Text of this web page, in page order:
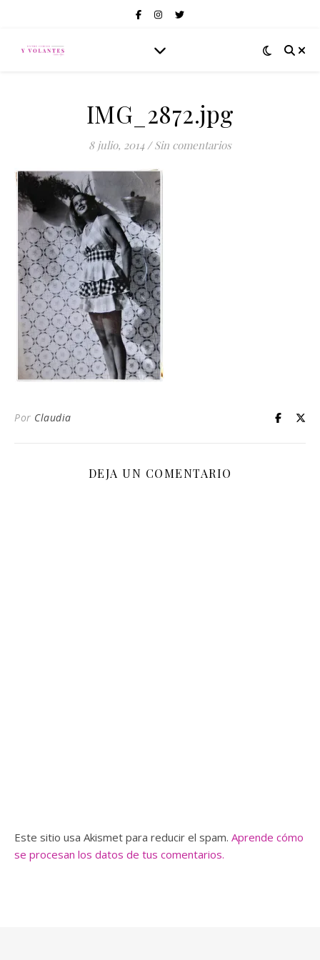
IMG_2872.jpg
8 julio, 2014 / Sin comentarios
Por Claudia
DEJA UN COMENTARIO
Este sitio usa Akismet para reducir el spam. Aprende cómo
se procesan los datos de tus comentarios.